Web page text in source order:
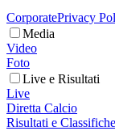
CorporatePrivacy
Media
Video
Foto
Live e Risultati
Live
Diretta Calcio
Risultati e Classifiche